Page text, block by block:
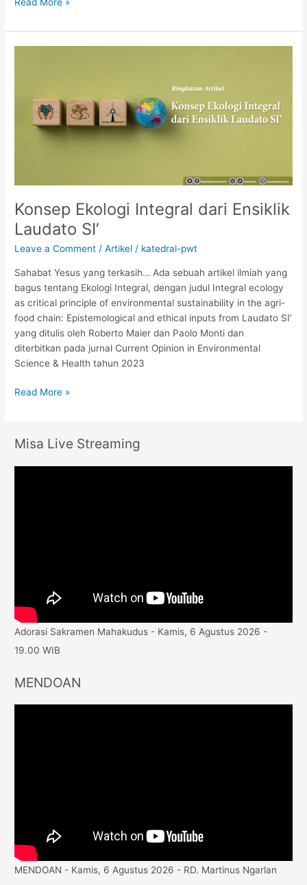
Konsep Ekologi Integral dari Ensiklik
Laudato SI’
Leave a Comment /Artikel / katedral-pwt
Sahabat Yesus yang terkasih… Ada sebuah artikel ilmiah yang
bagus tentang Ekologi Integral, dengan judul Integral ecology
as critical principle of environmental sustainability in the agri-
food chain: Epistemological and ethical inputs from Laudato SI’
yang ditulis oleh Roberto Maier dan Paolo Monti dan
diterbitkan pada jurnal Current Opinion in Environmental
Science & Health tahun 2023
Ensiklik
Laudato
Read More »
Misa Live Streaming
Adorasi Sakramen Mahakudus - Kamis, 6 Agustus 2026 -
19.00 WIB
MENDOAN
MENDOAN - Kamis, 6 Agustus 2026 - RD. Martinus Ngarlan